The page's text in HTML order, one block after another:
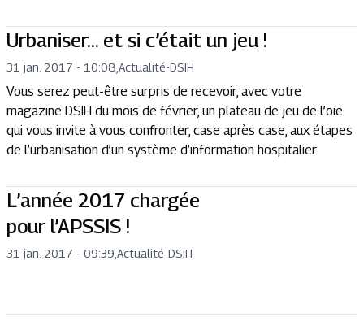
Urbaniser… et si c’était un jeu !
31 jan. 2017 - 10:08 Actualité-DSIH
Vous serez peut-être surpris de recevoir, avec votre
magazine DSIH du mois de février, un plateau de jeu de l’oie
qui vous invite à vous confronter, case après case, aux étapes
de l’urbanisation d’un système d’information hospitalier.
L’année 2017 chargée
pour l’APSSIS !
31 jan. 2017 - 09:39 Actualité-DSIH